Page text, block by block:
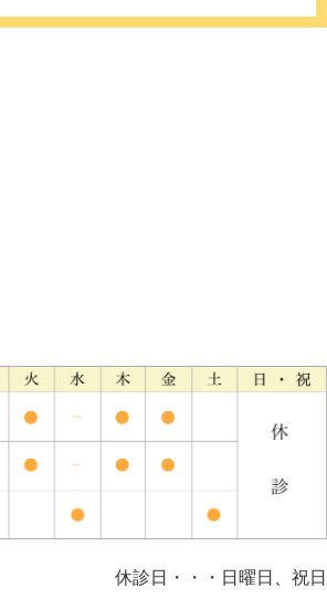
休診日・・・日曜日、祝日